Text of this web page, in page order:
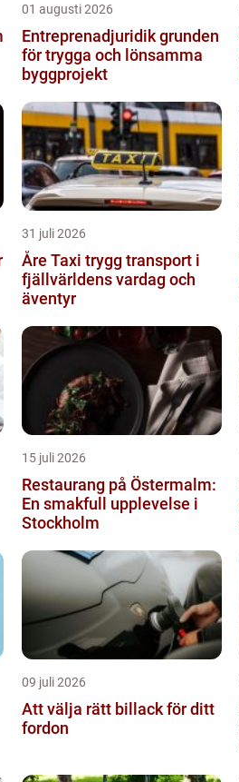
01 augusti 2026
Entreprenadjuridik grunden
för trygga och lönsamma
byggprojekt
31 juli 2026
Åre Taxi trygg transport i
fjällvärldens vardag och
äventyr
15 juli 2026
Restaurang på Östermalm:
En smakfull upplevelse i
Stockholm
09 juli 2026
Att välja rätt billack för ditt
fordon